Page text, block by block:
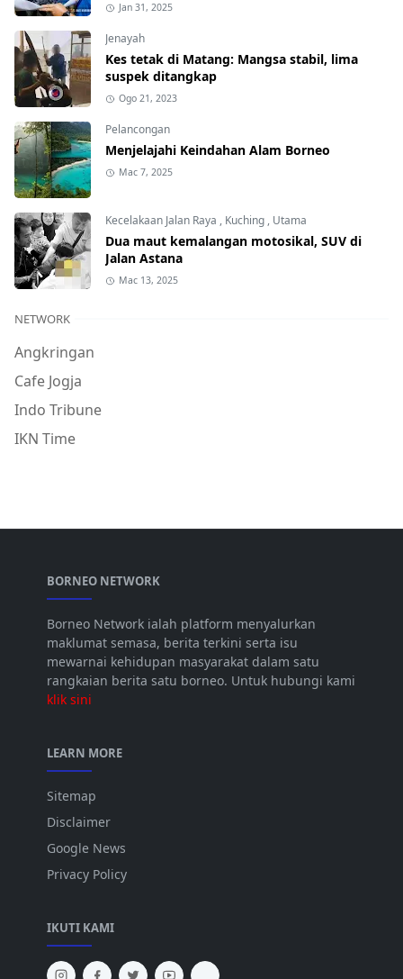
Jan 31, 2025
Jenayah
Kes tetak di Matang: Mangsa stabil, lima
suspek ditangkap
Ogo 21, 2023
Pelancongan
Menjelajahi Keindahan Alam Borneo
Mac 7, 2025
Kecelakaan Jalan Raya , Kuching, Utama
Dua maut kemalangan motosikal, SUV di
Jalan Astana
Mac 13, 2025
NETWORK
Angkringan
Cafe Jogja
Indo Tribune
IKN Time
BORNEO NETWORK
Borneo Network ialah platform menyalurkan
maklumat semasa, berita terkini serta isu
mewarnai kehidupan masyarakat dalam satu
rangkaian berita satu borneo. Untuk hubungi kami
klik sini
LEARN MORE
Sitemap
Disclaimer
Google News
Privacy Policy
IKUTI KAMI